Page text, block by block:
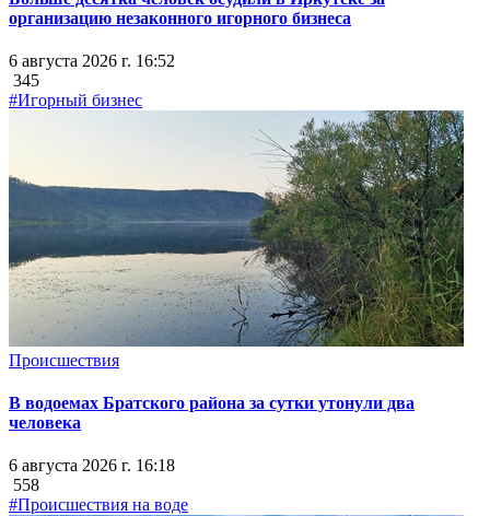
организацию незаконного игорного бизнеса
6 августа 2026 г. 16:52
345
#Игорный бизнес
Происшествия
В водоемах Братского района за сутки утонули два
человека
6 августа 2026 г. 16:18
558
#Происшествия на воде